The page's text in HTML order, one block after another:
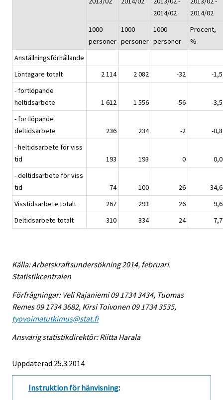
2014/02
2014/02
1000
personer
1000
personer
1000
personer
Procent,
%
Anställningsförhållande
Löntagare totalt
2 114 2 082 -32
-1,5
- fortlöpande
heltidsarbete
1 612 1 556 -56
-3,5
- fortlöpande
deltidsarbete
236 234 -2
-0,8
- heltidsarbete för viss
tid
193 193 0
0,0
- deltidsarbete för viss
tid
74 100 26
34,6
Visstidsarbete totalt
267 293 26
9,6
Deltidsarbete totalt
310 334 24 7,7
Källa: Arbetskraftsundersökning 2014, februari.
Statistikcentralen
Förfrågningar: Veli Rajaniemi 09 1734 3434, Tuomas
Remes 09 1734 3682, Kirsi Toivonen 09 1734 3535,
tyovoimatutkimus@stat.fi
Ansvarig statistikdirektör: Riitta Harala
Uppdaterad 25.3.2014
Instruktion för hänvisning: